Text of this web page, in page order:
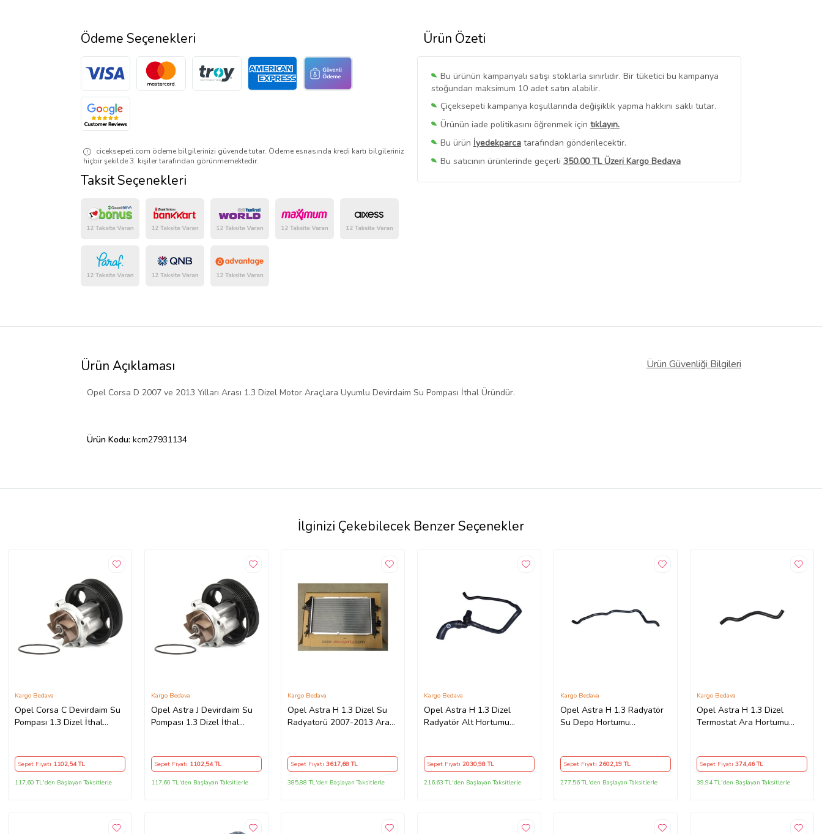
Ürün Özeti
Bu ürünün kampanyalı satışı stoklarla sınırlıdır. Bir tüketici bu kampanya
stoğundan maksimum 10 adet satın alabilir.
Çiçeksepeti kampanya koşullarında değişiklik yapma hakkını saklı tutar.
Ürünün iade politikasını öğrenmek için tıklayın.
Bu ürün İyedekparca tarafından gönderilecektir.
Bu satıcının ürünlerinde geçerli 350,00 TL Üzeri Kargo Bedava
Bu SatıcınınTüm Ürünlerini Görüntüle
Ödeme Seçenekleri
ciceksepeti.com ödeme bilgilerinizi güvende tutar. Ödeme esnasında kredi kartı bilgileriniz
hiçbir şekilde 3. kişiler tarafından görünmemektedir.
Taksit Seçenekleri
Ürün Açıklaması Ürün Güvenliği Bilgileri
Opel Corsa D 2007 ve 2013 Yılları Arası 1.3 Dizel Motor Araçlara Uyumlu Devirdaim Su Pompası İthal Üründür.
Ürün Kodu: kcm27931134
İlginizi Çekebilecek Benzer Seçenekler
Opel Corsa C Devirdaim Su
Pompası 1.3 Dizel İthal
Kargo Bedava
Sepet Fiyatı 1102,54 TL
117,60 TL'den Başlayan Taksitlerle
Opel Astra J Devirdaim Su
Pompası 1.3 Dizel İthal
Kargo Bedava
Sepet Fiyatı 1102,54 TL
117,60 TL'den Başlayan Taksitlerle
Opel Astra H 1.3 Dizel Su
Radyatorü 2007-2013 Arası
Kargo Bedava
Sepet Fiyatı 3617,68 TL
385,88 TL'den Başlayan Taksitlerle
Opel Astra H 1.3 Dizel
Radyatör Alt Hortumu
Kargo Bedava
Sepet Fiyatı 2030,98 TL
216,63 TL'den Başlayan Taksitlerle
Opel Astra H 1.3 Radyatör
Su Depo Hortumu
Kargo Bedava
Sepet Fiyatı2602,19 TL
277,56 TL'den Başlayan Taksitlerle
Opel Astra H 1.3 Dizel
Termostat Ara Hortumu
Kargo Bedava
Sepet Fiyatı374,46 TL
39,94 TL'den Başlayan Taksitlerle